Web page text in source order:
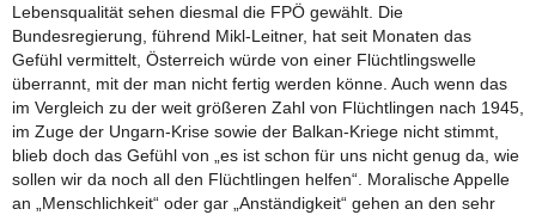
Lebensqualität sehen diesmal die FPÖ gewählt. Die
Bundesregierung, führend Mikl-Leitner, hat seit Monaten das
Gefühl vermittelt, Österreich würde von einer Flüchtlingswelle
überrannt, mit der man nicht fertig werden könne. Auch wenn das
im Vergleich zu der weit größeren Zahl von Flüchtlingen nach 1945,
im Zuge der Ungarn-Krise sowie der Balkan-Kriege nicht stimmt,
blieb doch das Gefühl von „es ist schon für uns nicht genug da, wie
sollen wir da noch all den Flüchtlingen helfen“. Moralische Appelle
an „Menschlichkeit“ oder gar „Anständigkeit“ gehen an den sehr